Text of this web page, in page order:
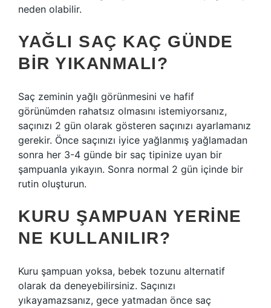
neden olabilir.
YAĞLI SAÇ KAÇ GÜNDE
BIR YIKANMALI?
Saç zeminin yağlı görünmesini ve hafif
görünümden rahatsız olmasını istemiyorsanız,
saçınızı 2 gün olarak gösteren saçınızı ayarlamanız
gerekir. Önce saçınızı iyice yağlanmış yağlamadan
sonra her 3-4 günde bir saç tipinize uyan bir
şampuanla yıkayın. Sonra normal 2 gün içinde bir
rutin oluşturun.
KURU ŞAMPUAN YERINE
NE KULLANILIR?
Kuru şampuan yoksa, bebek tozunu alternatif
olarak da deneyebilirsiniz. Saçınızı
yıkayamazsanız, gece yatmadan önce saç